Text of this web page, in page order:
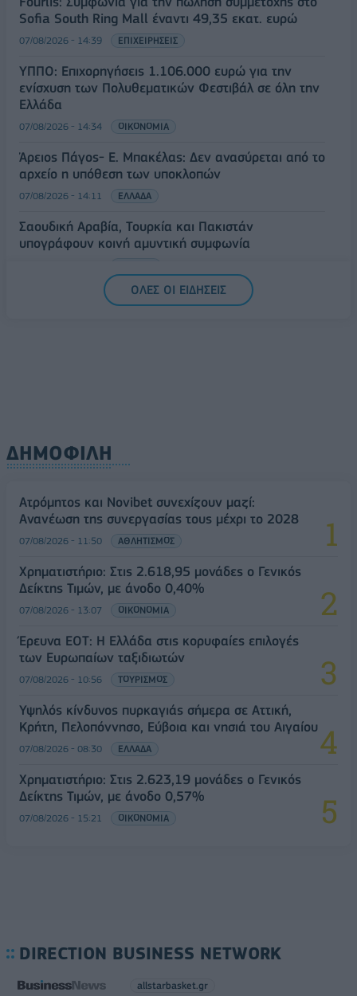
Sofia South Ring Mall έναντι 49,35 εκατ. ευρώ
07/08/2026 - 14:39 ΕΠΙΧΕΙΡΗΣΕΙΣ
ΥΠΠΟ: Επιχορηγήσεις 1.106.000 ευρώ για την
ενίσχυση των Πολυθεματικών Φεστιβάλ σε όλη την
Ελλάδα
07/08/2026 - 14:34 ΟΙΚΟΝΟΜΙΑ
Άρειος Πάγος- Ε. Μπακέλας: Δεν ανασύρεται από το
αρχείο η υπόθεση των υποκλοπών
07/08/2026 - 14:11 ΕΛΛΑΔΑ
Σαουδική Αραβία, Τουρκία και Πακιστάν
υπογράφουν κοινή αμυντική συμφωνία
ΟΛΕΣ ΟΙ ΕΙΔΗΣΕΙΣ
ΔΗΜΟΦΙΛΗ
Ατρόμητος και Novibet συνεχίζουν μαζί:
Ανανέωση της συνεργασίας τους μέχρι το 2028
07/08/2026 - 11:50 ΑΘΛΗΤΙΣΜΟΣ
Χρηματιστήριο: Στις 2.618,95 μονάδες ο Γενικός
Δείκτης Τιμών, με άνοδο 0,40%
07/08/2026 - 13:07 ΟΙΚΟΝΟΜΙΑ
Έρευνα ΕΟΤ: Η Ελλάδα στις κορυφαίες επιλογές
των Ευρωπαίων ταξιδιωτών
07/08/2026 - 10:56 ΤΟΥΡΙΣΜΟΣ
Υψηλός κίνδυνος πυρκαγιάς σήμερα σε Αττική,
Κρήτη, Πελοπόννησο, Εύβοια και νησιά του Αιγαίου
07/08/2026 - 08:30 ΕΛΛΑΔΑ
Χρηματιστήριο: Στις 2.623,19 μονάδες ο Γενικός
Δείκτης Τιμών, με άνοδο 0,57%
07/08/2026 - 15:21 ΟΙΚΟΝΟΜΙΑ
DIRECTION BUSINESS NETWORK
allstarbasket.gr